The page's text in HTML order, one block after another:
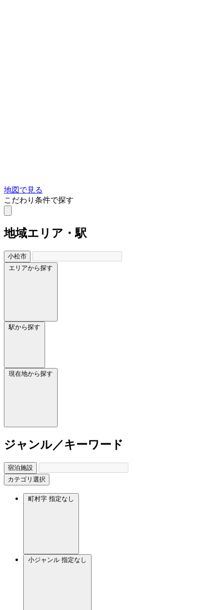
地図で見る
こだわり条件で探す
地域エリア・駅
小松市
エリアから探す
駅から探す
現在地から探す
ジャンル／キーワード
宿泊施設
カテゴリ選択
町村字 指定なし
小ジャンル 指定なし